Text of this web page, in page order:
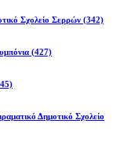
Σχολείο Σερρών (342)
(427)
Δημοτικό Σχολείο